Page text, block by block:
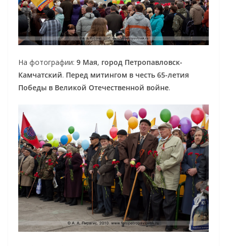
На фотографии: 9 Мая, город Петропавловск-
Камчатский. Перед митингом в честь 65-летия
Победы в Великой Отечественной войне.